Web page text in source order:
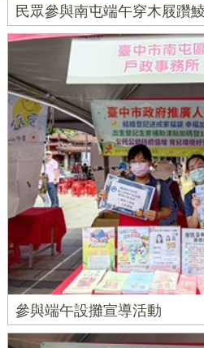
民眾參與南屯端午穿木屐躦
參與端午設攤宣導活動